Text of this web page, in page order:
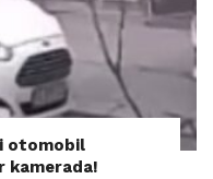
otomobil
kamerada!